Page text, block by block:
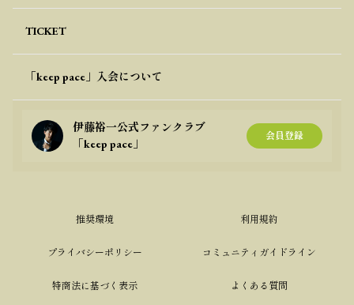
TICKET
「keep pace」入会について
伊藤裕一公式ファンクラブ
「keep pace」
会員登録
推奨環境 利用規約
プライバシーポリシー コミュニティガイドライン
特商法に基づく表示 よくある質問